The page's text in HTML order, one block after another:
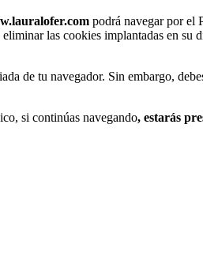
podrá navegar por el
las cookies implantadas en su
de tu navegador. Sin embargo,
si continúas navegando, estarás